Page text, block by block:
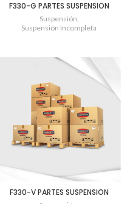
F330-G PARTES SUSPENSION
Suspensión,
Suspensión Incompleta
F330-V PARTES SUSPENSION